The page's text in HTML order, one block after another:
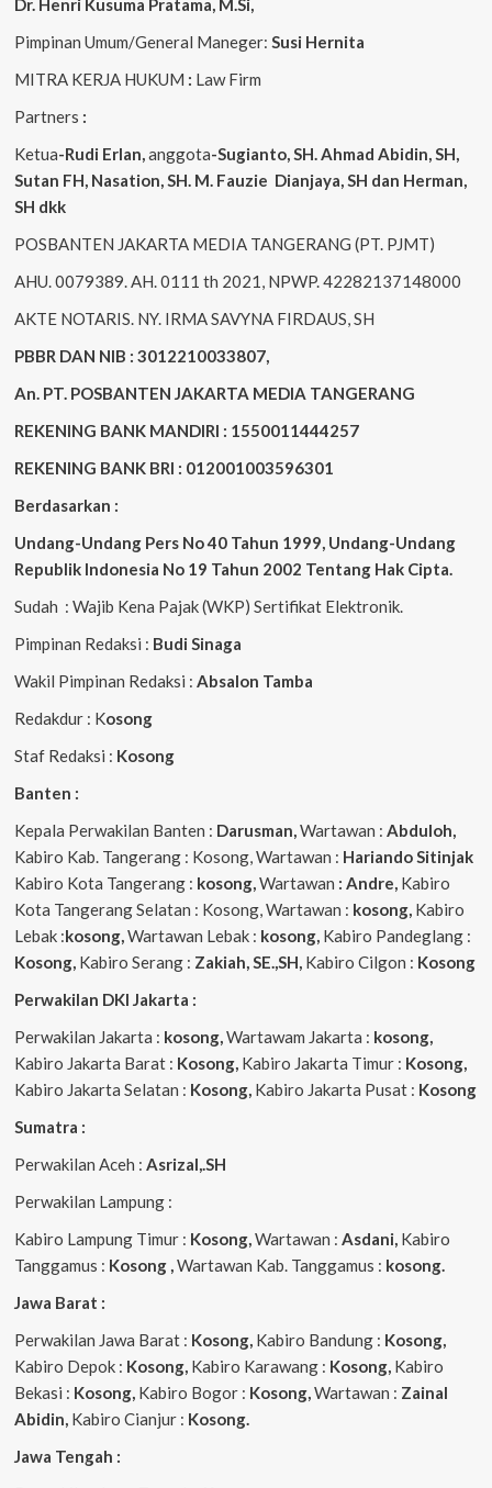
Pimpinan Umum/General Maneger: Susi Hernita
MITRA KERJA HUKUM : Law Firm
Partners :
Ketua-Rudi Erlan anggota-Sugianto, SH. Ahmad Abidin , SH,
Sutan FH, Nasation , SH. M. Fauzie Dianjaya , SH dan Herman,
SH dkk
POSBANTEN JAKARTA MEDIA TANGERANG (PT. PJMT)
AHU. 0079389. AH. 0111 th 2021, NPWP. 42282137148000
AKTE NOTARIS. NY. IRMA SAVYNA FIRDAUS, SH
PBBR DAN NIB : 3012210033807,
An. PT. POSBANTEN JAKARTA MEDIA TANGERANG
REKENING BANK MANDIRI : 1550011444257
REKENING BANK BRI : 012001003596301
Berdasarkan :
Undang-Undang Pers No 40 Tahun 1999, Undang-Undang
Republik Indonesia No 19 Tahun 2002 Tentang Hak Cipta
Sudah : Wajib Kena Pajak (WKP) Sertifikat Elektronik.
Pimpinan Redaksi : Budi Sinaga
Wakil Pimpinan Redaksi : Absalon Tamba
Redakdur : Kosong
Staf Redaksi : Kosong
Banten :
Kepala Perwakilan Banten : Darusman, Wartawan : Abduloh,
Kabiro Kab. Tangerang : Kosong, Wartawan : Hariando Sitinjak
Kabiro Kota Tangerang : kosong, Wartawan : Andre, Kabiro
Kota Tangerang Selatan : Kosong, Wartawan : kosong, Kabiro
Lebak :kosong, Wartawan Lebak : kosong, Kabiro Pandeglang :
Kosong, Kabiro Serang : Zakiah, SE.,SH, Kabiro Cilgon : Kosong
Perwakilan DKI Jakarta :
Perwakilan Jakarta : kosong, Wartawam Jakarta : kosong,
Kabiro Jakarta Barat : Kosong, Kabiro Jakarta Timur : Kosong,
Kabiro Jakarta Selatan : Kosong, Kabiro Jakarta Pusat : Kosong
Sumatra :
Perwakilan Aceh : Asrizal,.SH
Perwakilan Lampung :
Kabiro Lampung Timur : Kosong, Wartawan : Asdani, Kabiro
Tanggamus : Kosong , Wartawan Kab. Tanggamus : kosong.
Jawa Barat :
Perwakilan Jawa Barat : Kosong, Kabiro Bandung : Kosong,
Kabiro Depok : Kosong, Kabiro Karawang : Kosong, Kabiro
Bekasi : Kosong, Kabiro Bogor : Kosong, Wartawan : Zainal
Abidin, Kabiro Cianjur : Kosong.
Jawa Tengah :